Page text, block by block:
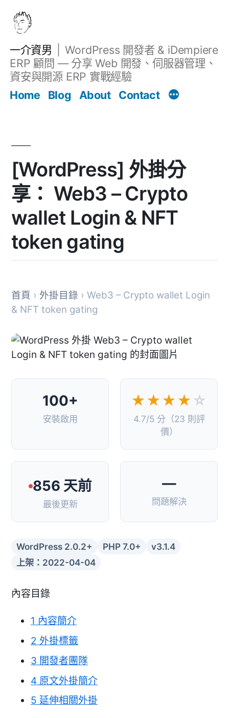
一介資男
WordPress 開發者 & iDempiere
ERP 顧問 — 分享 Web 開發、伺服器管理、
資安與開源 ERP 實戰經驗
Home
Blog About Contact
[WordPress] 外掛分
享： Web3 – Crypto
wallet Login & NFT
token gating
首頁 › 外掛目錄 › Web3 – Crypto wallet Login
& NFT token gating
100+
安裝啟用
★★★★ ☆
4.7/5 分（23 則評
價）
856 天前
最後更新
—
問題解決
WordPress 2.0.2+ PHP 7.0+
v3.1.4
上架：2022-04-04
內容目錄
1 內容簡介
2 外掛標籤
3 開發者團隊
4 原文外掛簡介
5 延伸相關外掛
文章 Filter